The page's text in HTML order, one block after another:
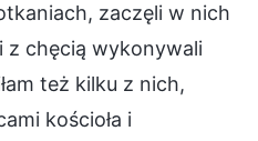
zaczęli w nich
z chęcią wykonywali
też kilku z nich,
kościoła i